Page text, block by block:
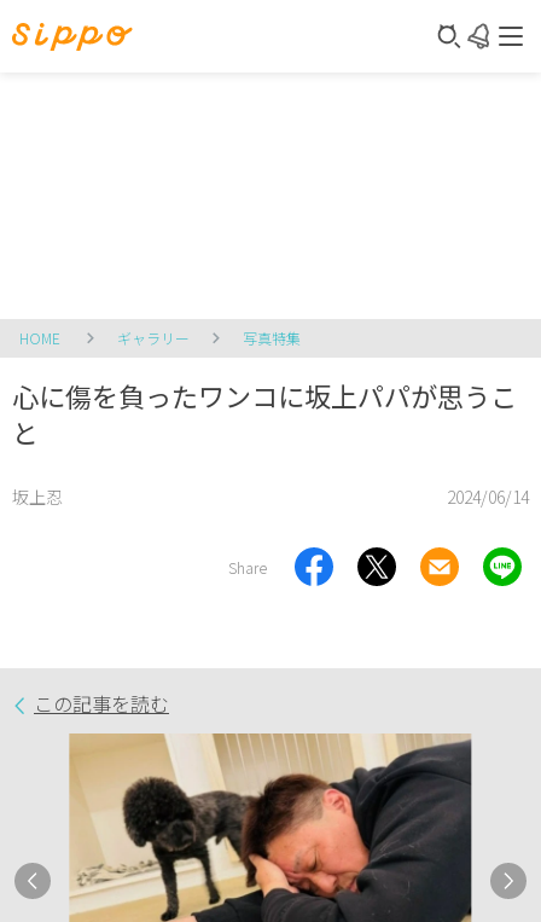
HOME ギャラリー 写真特集
心に傷を負ったワンコに坂上パパが思うこ
と
坂上忍 2024/06/14
Share
この記事を読む